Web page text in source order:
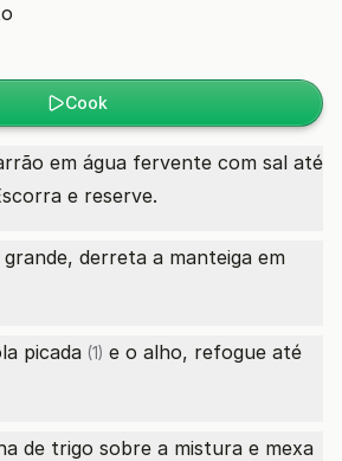
Cook
em água fervente com sal até
e reserve.
grande, derreta a manteiga em
picada (1) e o alho, refogue até
de trigo sobre a mistura e mexa